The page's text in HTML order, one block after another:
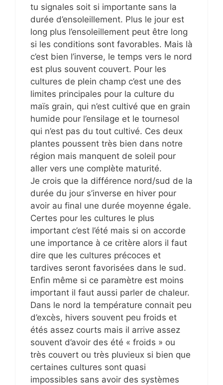
tu signales soit si importante sans la
durée d’ensoleillement. Plus le jour est
long plus l’ensoleillement peut être long
si les conditions sont favorables. Mais là
c’est bien l’inverse, le temps vers le nord
est plus souvent couvert. Pour les
cultures de plein champ c’est une des
limites principales pour la culture du
maïs grain, qui n’est cultivé que en grain
humide pour l’ensilage et le tournesol
qui n’est pas du tout cultivé. Ces deux
plantes poussent très bien dans notre
région mais manquent de soleil pour
aller vers une complète maturité.
Je crois que la différence nord/sud de la
durée du jour s’inverse en hiver pour
avoir au final une durée moyenne égale.
Certes pour les cultures le plus
important c’est l’été mais si on accorde
une importance à ce critère alors il faut
dire que les cultures précoces et
tardives seront favorisées dans le sud.
Enfin même si ce paramètre est moins
important il faut aussi parler de chaleur.
Dans le nord la température connait peu
d’excès, hivers souvent peu froids et
étés assez courts mais il arrive assez
souvent d’avoir des été « froids » ou
très couvert ou très pluvieux si bien que
certaines cultures sont quasi
impossibles sans avoir des systèmes